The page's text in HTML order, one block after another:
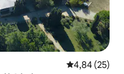
4,84 ud af 5 i
4,84 (25)